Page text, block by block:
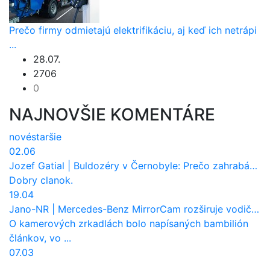
Prečo firmy odmietajú elektrifikáciu, aj keď ich netrápi
...
28.07.
2706
0
NAJNOVŠIE KOMENTÁRE
novéstaršie
02.06
Jozef Gatial
Buldozéry v Černobyle: Prečo zahrabávali Červený les pod zem?
Dobry clanok.
19.04
Jano-NR
Mercedes-Benz MirrorCam rozširuje vodičovi výhľad a uberá autobusom odpor vzduchu
O kamerových zrkadlách bolo napísaných bambilión
článkov, vo ...
07.03